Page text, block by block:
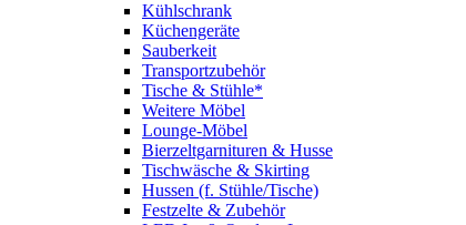
Kühlschrank
Küchengeräte
Sauberkeit
Transportzubehör
Tische & Stühle*
Weitere Möbel
Lounge-Möbel
Bierzeltgarnituren & Husse
Tischwäsche & Skirting
Hussen (f. Stühle/Tische)
Festzelte & Zubehör